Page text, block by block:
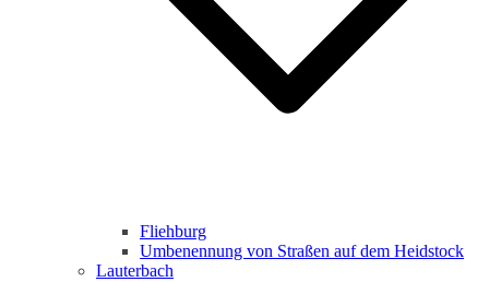
Fliehburg
Umbenennung von Straßen auf dem Heidstock
Lauterbach